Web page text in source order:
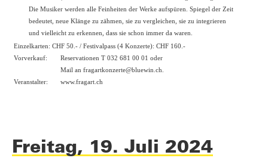
Die Musiker werden alle Feinheiten der Werke aufspüren. Spiegel der Zeit
bedeutet, neue Klänge zu zähmen, sie zu vergleichen, sie zu integrieren
und vielleicht zu erkennen, dass sie schon immer da waren.
Einzelkarten: CHF 50.- / Festivalpass (4 Konzerte): CHF 160.-
Vorverkauf:
Reservationen T 032 681 00 01 oder
Mail an fragartkonzerte@bluewin.ch.
Veranstalter:
www.fragart.ch
Freitag, 19. Juli 2024